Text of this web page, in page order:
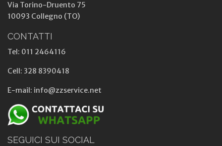
Via Torino-Druento 75
10093 Collegno (TO)
CONTATTI
Tel: 011 2464116
Cell: 328 8390418
E-mail: info@zzservice.net
SEGUICI SUI SOCIAL